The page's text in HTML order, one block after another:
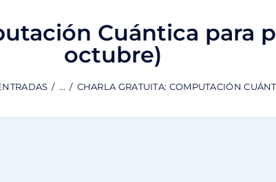
Cuántica para
octubre)
... CHARLA GRATUITA: COMPUTACIÓN